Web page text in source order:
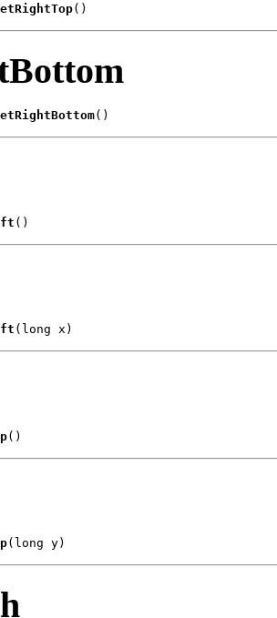
()
()
()
(long x)
()
(long y)